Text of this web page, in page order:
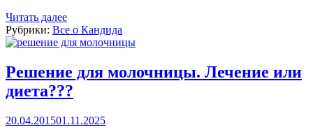
Читать далее
Рубрики: Все о Кандида
Решение для молочницы. Лечение или
диета???
20.04.201501.11.2025